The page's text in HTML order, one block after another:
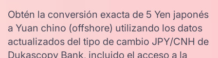
Obtén la conversión exacta de 5 Yen japonés
a Yuan chino (offshore) utilizando los datos
actualizados del tipo de cambio JPY/CNH de
Dukascopy Bank, incluido el acceso a la